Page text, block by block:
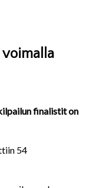
voimalla
finalistit on
54